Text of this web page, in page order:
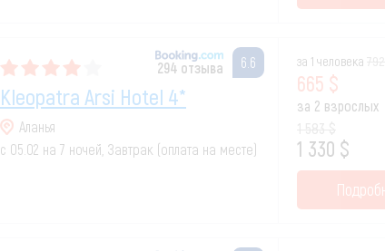
294 отзыва 6.6
Kleopatra Arsi Hotel 4*
Аланья
с 05.02 на 7 ночей, Завтрак (оплата на месте)
за 1 человека
665 $
за 2 взрослых
1 330 $